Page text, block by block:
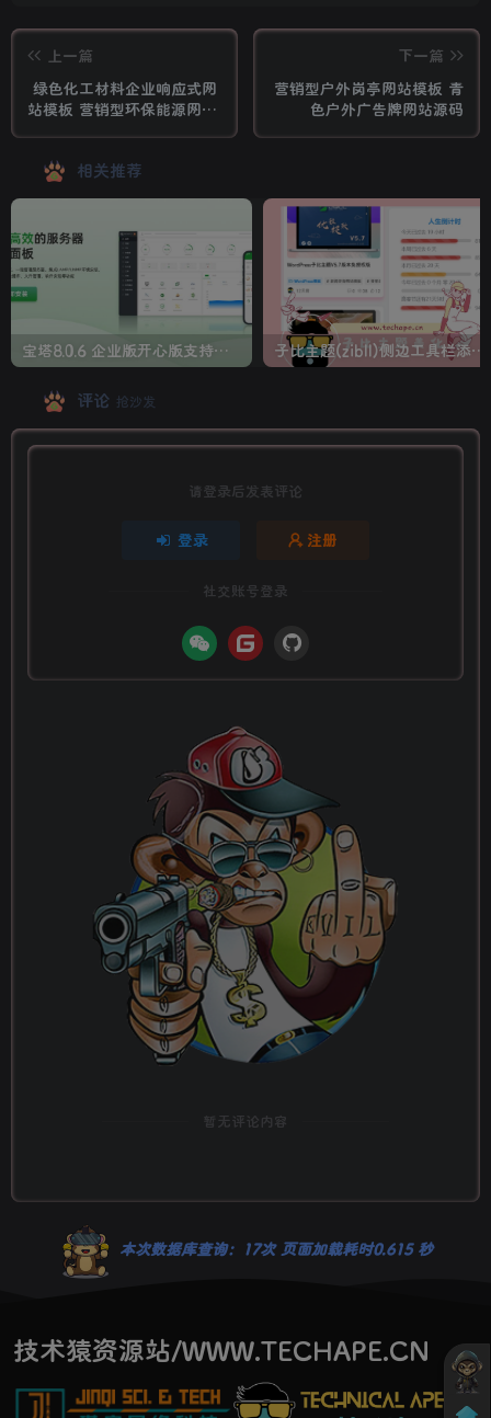
上一篇
绿色化工材料企业响应式网
站模板 营销型环保能源网站
下一篇
营销型户外岗亭网站模板 青
色户外广告牌网站源码
相关推荐
宝塔8.0.6 企业版开心版支持最新升级【一键脚本】 子比主题(zibll)侧边工具栏添加人生倒计时美化
评论 抢沙发
请登录后发表评论
登录 注册
社交账号登录
暂无评论内容
本次数据库查询：17次 页面加载耗时0.615 秒
技术猿资源站/WWW.TECHAPE.CN